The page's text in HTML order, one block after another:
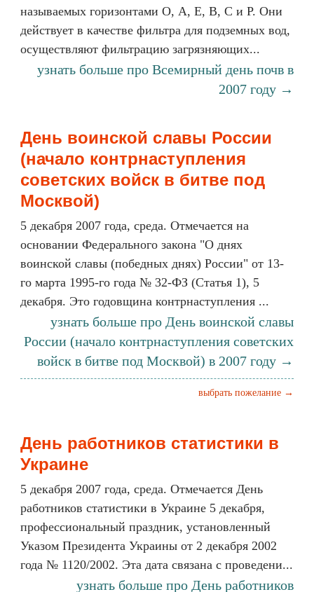
называемых горизонтами О, А, Е, В, С и Р. Они
действует в качестве фильтра для подземных вод,
осуществляют фильтрацию загрязняющих...
узнать больше про Всемирный день почв в
2007 году →
День воинской славы России
(начало контрнаступления
советских войск в битве под
Москвой)
5 декабря 2007 года, среда. Отмечается на
основании Федерального закона "О днях
воинской славы (победных днях) России" от 13-
го марта 1995-го года № 32-ФЗ (Статья 1), 5
декабря. Это годовщина контрнаступления ...
узнать больше про День воинской славы
России (начало контрнаступления советских
войск в битве под Москвой) в 2007 году →
выбрать пожелание →
День работников статистики в
Украине
5 декабря 2007 года, среда. Отмечается День
работников статистики в Украине 5 декабря,
профессиональный праздник, установленный
Указом Президента Украины от 2 декабря 2002
года № 1120/2002. Эта дата связана с проведени...
узнать больше про День работников